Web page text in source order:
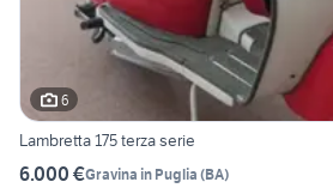
6
Lambretta 175 terza serie
6.000 €Gravina in Puglia (BA)